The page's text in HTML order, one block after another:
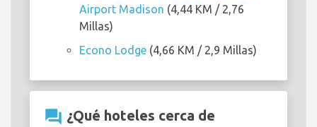
Airport Madison (4,44 KM / 2,76
Millas)
Econo Lodge (4,66 KM / 2,9 Millas)
question_answer ¿Qué hoteles cerca de